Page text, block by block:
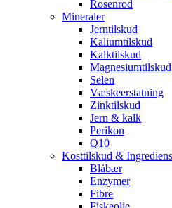
Rosenrod
Mineraler
Jerntilskud
Kaliumtilskud
Kalktilskud
Magnesiumtilskud
Selen
Væskeerstatning
Zinktilskud
Jern & kalk
Perikon
Q10
Kosttilskud &
Blåbær
Enzymer
Fibre